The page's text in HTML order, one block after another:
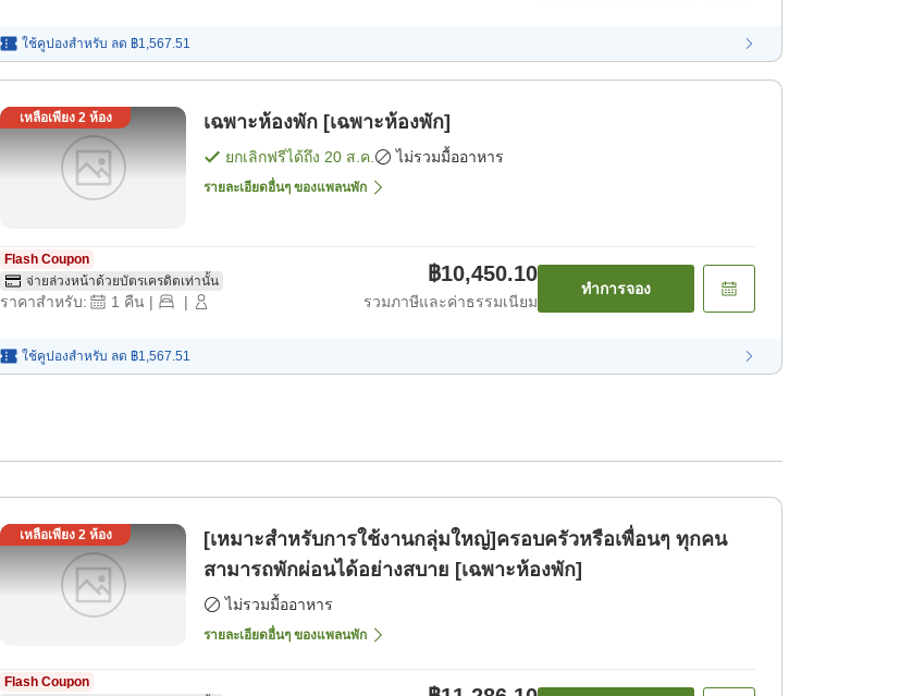
ใช้คูปองสำหรับ ลด ฿1,567.51
เหลือเพียง 2ห้อง เฉพาะห้องพัก [เฉพาะห้องพัก]
ยกเลิกฟรีได้ถึง 20 ส.ค. ไม่รวมมื้ออาหาร
รายละเอียดอื่นๆ ของแพลนพัก
Flash Coupon
จ่ายล่วงหน้าด้วยบัตรเครดิตเท่านั้น
ราคาสำหรับ: 1 คืน | |
฿10,450.10
รวมภาษีและค่าธรรมเนียม
ทำการจอง
ใช้คูปองสำหรับ ลด ฿1,567.51
เหลือเพียง 2ห้อง
[เหมาะสำหรับการใช้งานกลุ่มใหญ่]ครอบครัวหรือเพื่อนๆ ทุกคน
สามารถพักผ่อนได้อย่างสบาย [เฉพาะห้องพัก]
ไม่รวมมื้ออาหาร
รายละเอียดอื่นๆ ของแพลนพัก
Flash Coupon